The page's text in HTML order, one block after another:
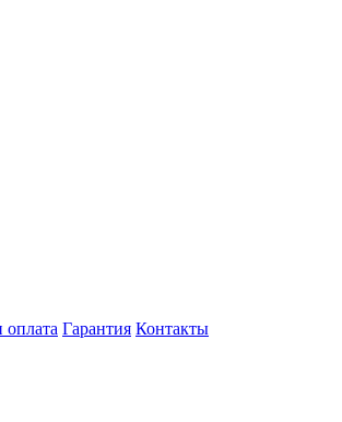
оплата Гарантия Контакты